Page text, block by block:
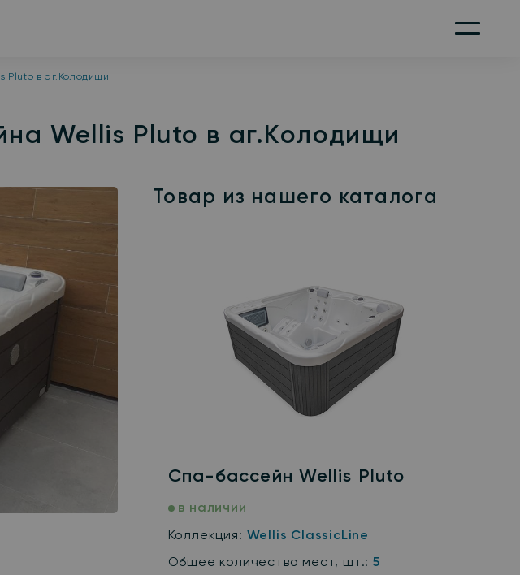
Меню
Pluto в аг.Колодищи
Wellis Pluto в аг.Колодищи
Товар из нашего каталога
Cпа-бассейн Wellis Pluto
в наличии
Коллекция: Wellis ClassicLine
Общее количество мест, шт.:5